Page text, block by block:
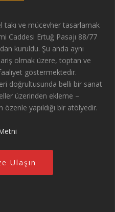
takı ve mücevher tasarlamak
Caddesi Ertuğ Pasajı 88/77
kuruldu. Şu anda aynı
olmak üzere, toptan ve
göstermektedir.
doğrultusunda belli bir sanat
üzerinden ekleme –
özenle yapıldığı bir atölyedir.
Ulaşın